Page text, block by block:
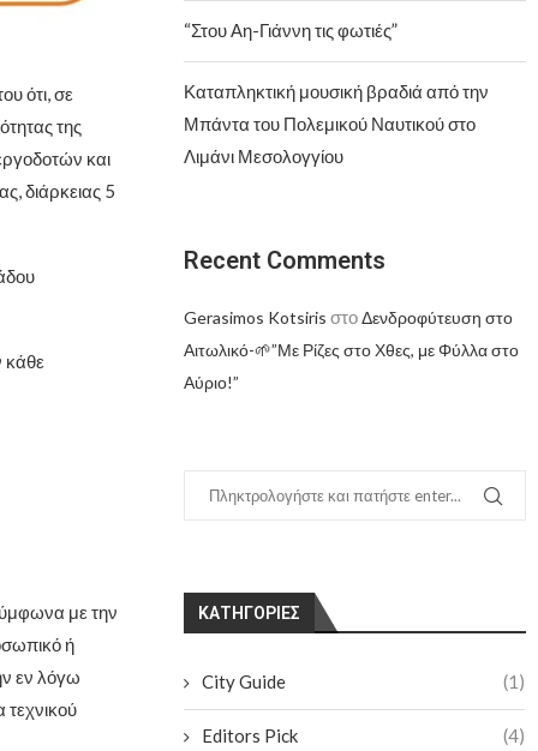
ότι, σε
της
και
διάρκειας 5
κάθε
με την
ή
εν λόγω
“Στου Αη-Γιάννη τις φωτιές”
Καταπληκτική μουσική βραδιά από την
Μπάντα του Πολεμικού Ναυτικού στο
Λιμάνι Μεσολογγίου
Recent Comments
Gerasimos Kotsiris στοΔενδροφύτευση στο
Αιτωλικό-🌱”Με Ρίζες στο Χθες, με Φύλλα στο
Αύριο!”
KΑΤΗΓΟΡΊΕΣ
City Guide (1)
Editors Pick (4)